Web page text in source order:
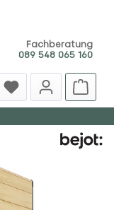
Fachberatung
089 548 065 160